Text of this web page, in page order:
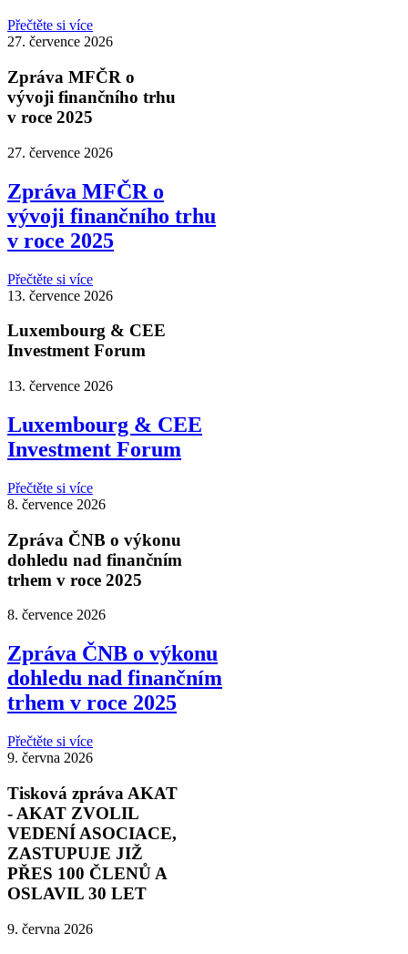
Přečtěte si více
27. července 2026
Zpráva MFČR o
vývoji finančního trhu
v roce 2025
27. července 2026
Zpráva MFČR o
vývoji finančního trhu
v roce 2025
Přečtěte si více
13. července 2026
Luxembourg & CEE
Investment Forum
13. července 2026
Luxembourg & CEE
Investment Forum
Přečtěte si více
8. července 2026
Zpráva ČNB o výkonu
dohledu nad finančním
trhem v roce 2025
8. července 2026
Zpráva ČNB o výkonu
dohledu nad finančním
trhem v roce 2025
Přečtěte si více
9. června 2026
Tisková zpráva AKAT
- AKAT ZVOLIL
VEDENÍ ASOCIACE,
ZASTUPUJE JIŽ
PŘES 100 ČLENŮ A
OSLAVIL 30 LET
9. června 2026